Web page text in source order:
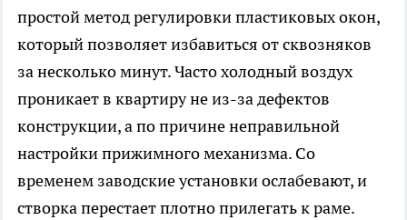
простой метод регулировки пластиковых окон,
который позволяет избавиться от сквозняков
за несколько минут. Часто холодный воздух
проникает в квартиру не из-за дефектов
конструкции, а по причине неправильной
настройки прижимного механизма. Со
временем заводские установки ослабевают, и
створка перестает плотно прилегать к раме.